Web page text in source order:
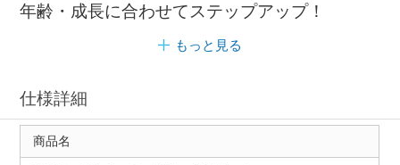
年齢・成長に合わせてステップアップ！
もっと見る
仕様詳細
商品名